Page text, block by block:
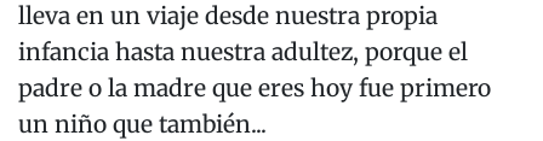
lleva en un viaje desde nuestra propia
infancia hasta nuestra adultez, porque el
padre o la madre que eres hoy fue primero
un niño que también...